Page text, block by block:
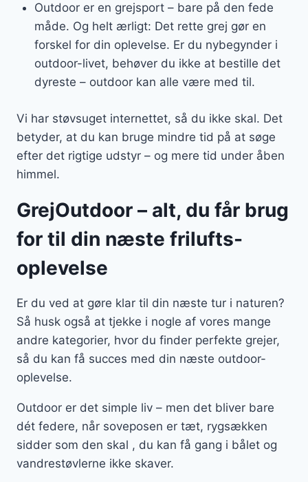
Outdoor er en grejsport – bare på den fede
måde. Og helt ærligt: Det rette grej gør en
forskel for din oplevelse. Er du nybegynder i
outdoor-livet, behøver du ikke at bestille det
dyreste – outdoor kan alle være med til.
Vi har støvsuget internettet, så du ikke skal. Det
betyder, at du kan bruge mindre tid på at søge
efter det rigtige udstyr – og mere tid under åben
himmel.
GrejOutdoor – alt, du får brug
for til din næste frilufts-
oplevelse
Er du ved at gøre klar til din næste tur i naturen?
Så husk også at tjekke i nogle af vores mange
andre kategorier, hvor du finder perfekte grejer,
så du kan få succes med din næste outdoor-
oplevelse.
Outdoor er det simple liv – men det bliver bare
dét federe, når soveposen er tæt, rygsækken
sidder som den skal , du kan få gang i bålet og
vandrestøvlerne ikke skaver.